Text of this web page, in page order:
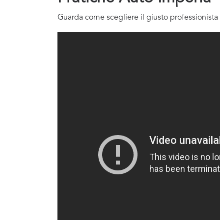
Guarda come scegliere il giusto professionista